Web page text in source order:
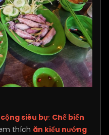
siêu bự: Chế biến
thích ăn kiểu nướng